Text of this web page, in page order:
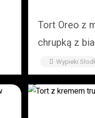
Tort Oreo z
chrupką z
czekolady
Wypieki